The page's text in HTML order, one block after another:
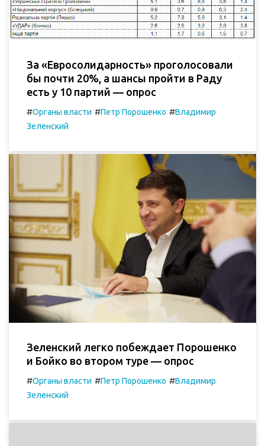
За «Евросолидарность» проголосовали
бы почти 20%, а шансы пройти в Раду
есть у 10 партий — опрос
#Органы власти #Петр Порошенко #Владимир
Зеленский
Зеленский легко побеждает Порошенко
и Бойко во втором туре — опрос
#Органы власти #Петр Порошенко #Владимир
Зеленский